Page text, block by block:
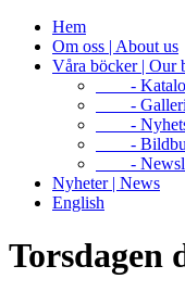
Hem
Om oss | About us
Våra böcker | Our
-
- Galleri
-
-
-
Nyheter | News
English
Torsdagen